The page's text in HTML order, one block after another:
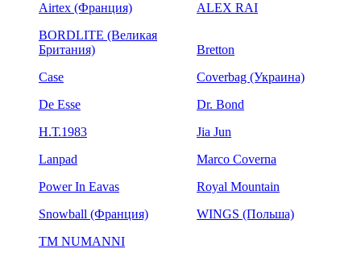
Airtex (Франция)
ALEX RAI
BORDLITE (Великая
Британия)
Bretton
Case
Coverbag (Украина)
De Esse
Dr. Bond
H.Т.1983
Jia Jun
Lanpad
Marco Coverna
Power In Eavas
Royal Mountain
Snowball (Франция)
WINGS (Польша)
ТМ NUMANNI